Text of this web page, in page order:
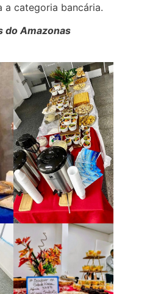
a categoria bancária.
do Amazonas